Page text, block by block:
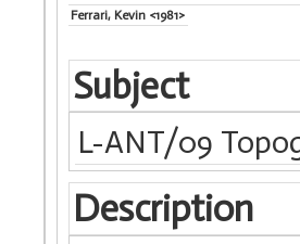
Ferrari, Kevin <1981>
Subject
L-ANT/09
Description